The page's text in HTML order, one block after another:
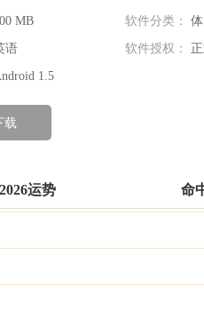
MB 软件分类：
语 软件授权：
1.5
载
2026运势 命